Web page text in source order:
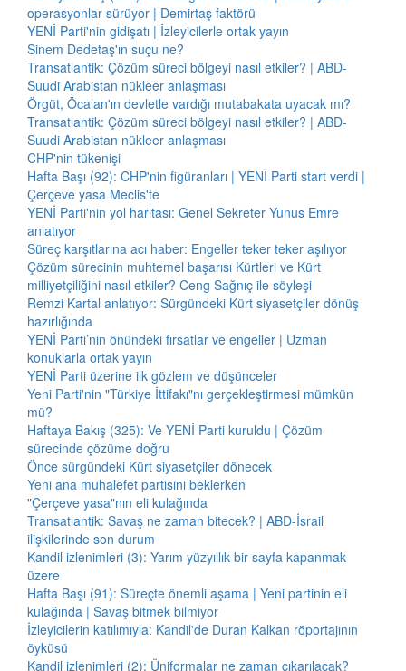
operasyonlar sürüyor | Demirtaş faktörü
YENİ Parti'nin gidişatı | İzleyicilerle ortak yayın
Sinem Dedetaş'ın suçu ne?
Transatlantik: Çözüm süreci bölgeyi nasıl etkiler? | ABD-
Suudi Arabistan nükleer anlaşması
Örgüt, Öcalan'ın devletle vardığı mutabakata uyacak mı?
Transatlantik: Çözüm süreci bölgeyi nasıl etkiler? | ABD-
Suudi Arabistan nükleer anlaşması
CHP'nin tükenişi
Hafta Başı (92): CHP'nin figüranları | YENİ Parti start verdi |
Çerçeve yasa Meclis'te
YENİ Parti'nin yol haritası: Genel Sekreter Yunus Emre
anlatıyor
Süreç karşıtlarına acı haber: Engeller teker teker aşılıyor
Çözüm sürecinin muhtemel başarısı Kürtleri ve Kürt
milliyetçiliğini nasıl etkiler? Ceng Sağnıç ile söyleşi
Remzi Kartal anlatıyor: Sürgündeki Kürt siyasetçiler dönüş
hazırlığında
YENİ Parti’nin önündeki fırsatlar ve engeller | Uzman
konuklarla ortak yayın
YENİ Parti üzerine ilk gözlem ve düşünceler
Yeni Parti'nin "Türkiye İttifakı"nı gerçekleştirmesi mümkün
mü?
Haftaya Bakış (325): Ve YENİ Parti kuruldu | Çözüm
sürecinde çözüme doğru
Önce sürgündeki Kürt siyasetçiler dönecek
Yeni ana muhalefet partisini beklerken
"Çerçeve yasa"nın eli kulağında
Transatlantik: Savaş ne zaman bitecek? | ABD-İsrail
ilişkilerinde son durum
Kandil izlenimleri (3): Yarım yüzyıllık bir sayfa kapanmak
üzere
Hafta Başı (91): Süreçte önemli aşama | Yeni partinin eli
kulağında | Savaş bitmek bilmiyor
İzleyicilerin katılımıyla: Kandil'de Duran Kalkan röportajının
öyküsü
Kandil izlenimleri (2): Üniformalar ne zaman çıkarılacak?